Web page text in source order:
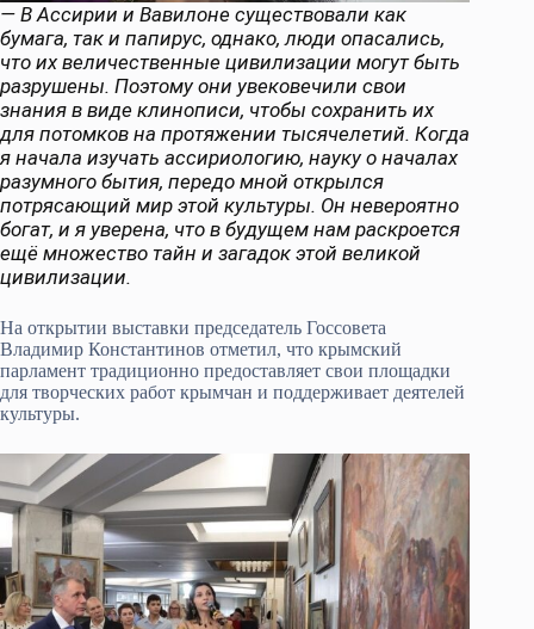
— В Ассирии и Вавилоне существовали как
бумага, так и папирус, однако, люди опасались,
что их величественные цивилизации могут быть
разрушены. Поэтому они увековечили свои
знания в виде клинописи, чтобы сохранить их
для потомков на протяжении тысячелетий. Когда
я начала изучать ассириологию, науку о началах
разумного бытия, передо мной открылся
потрясающий мир этой культуры. Он невероятно
богат, и я уверена, что в будущем нам раскроется
ещё множество тайн и загадок этой великой
цивилизации.
На открытии выставки председатель Госсовета
Владимир Константинов отметил, что крымский
парламент традиционно предоставляет свои площадки
для творческих работ крымчан и поддерживает деятелей
культуры.